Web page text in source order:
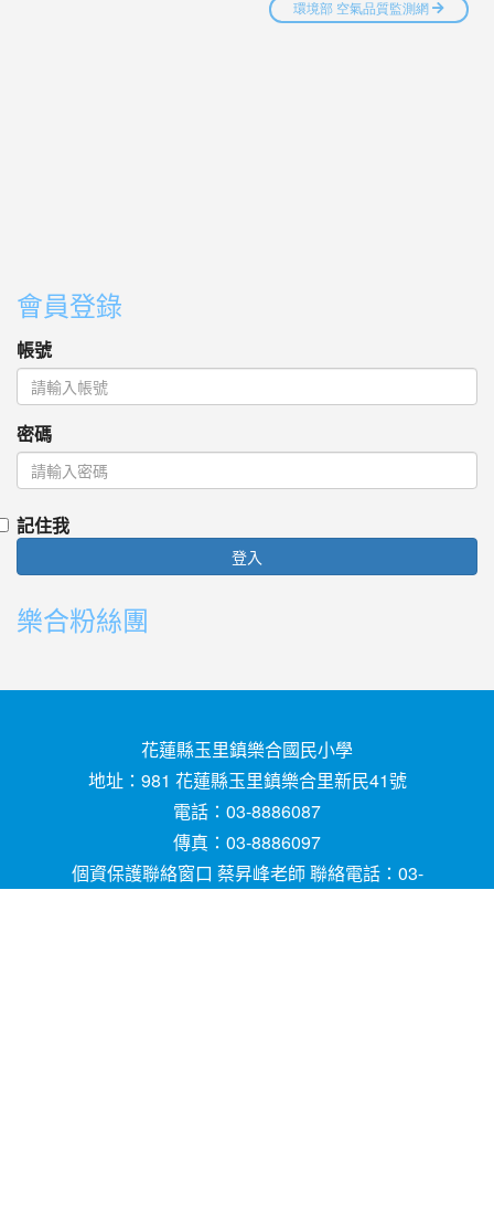
會員登錄
帳號
密碼
記住我
登入
樂合粉絲團
花蓮縣玉里鎮樂合國民小學
地址：981 花蓮縣玉里鎮樂合里新民41號
電話：03-8886087
傳真：03-8886097
個資保護聯絡窗口 蔡昇峰老師 聯絡電話：03-